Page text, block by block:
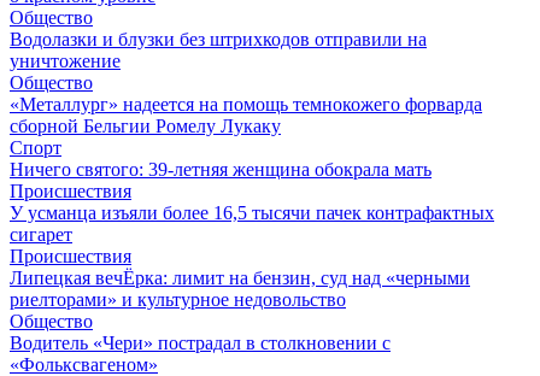
Общество
Водолазки и блузки без штрихкодов отправили на
уничтожение
Общество
«Металлург» надеется на помощь темнокожего форварда
сборной Бельгии Ромелу Лукаку
Спорт
Ничего святого: 39-летняя женщина обокрала мать
Происшествия
У усманца изъяли более 16,5 тысячи пачек контрафактных
сигарет
Происшествия
Липецкая вечЁрка: лимит на бензин, суд над «черными
риелторами» и культурное недовольство
Общество
Водитель «Чери» пострадал в столкновении с
«Фольксвагеном»